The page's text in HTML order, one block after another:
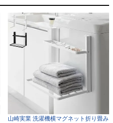
山崎実業 洗濯機横マグネット折り畳み